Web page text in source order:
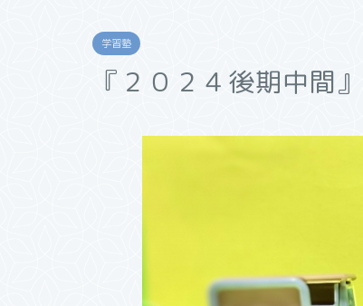
学習塾
『２０２４後期中間